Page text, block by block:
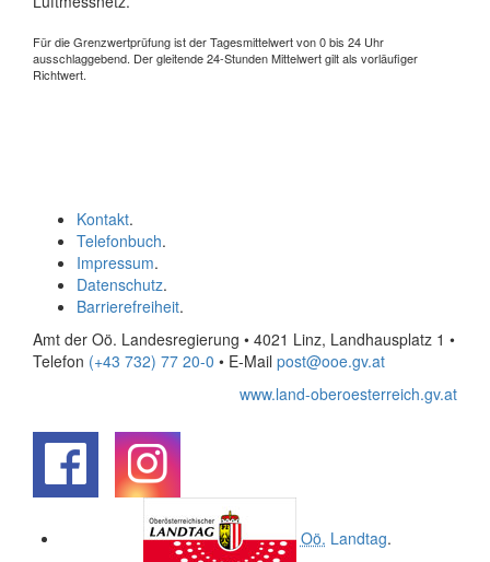
Für die Grenzwertprüfung ist der Tagesmittelwert von 0 bis 24 Uhr
ausschlaggebend. Der gleitende 24-Stunden Mittelwert gilt als vorläufiger
Richtwert.
Kontakt.
Telefonbuch.
Impressum.
Datenschutz.
Barrierefreiheit.
Amt der Oö. Landesregierung • 4021 Linz, Landhausplatz 1 •
Telefon (+43 732) 77 20-0 • E-Mail post@ooe.gv.at
www.land-oberoesterreich.gv.at
Oö. Landtag.